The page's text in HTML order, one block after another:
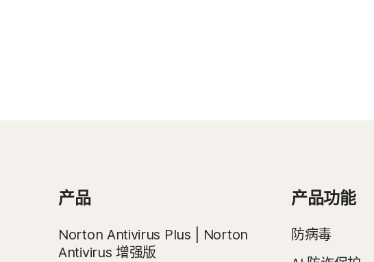
产品
Norton Antivirus Plus | Norton
Antivirus 增强版
产品功能
防病毒